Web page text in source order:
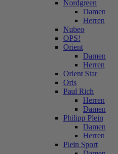
Nordgreen
Damen
Herren
Nubeo
OPS!
Orient
Damen
Herren
Orient Star
Oris
Paul Rich
Herren
Damen
Philipp Plein
Damen
Herren
Plein Sport